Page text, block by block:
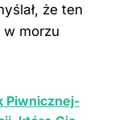
że ten
morzu
Piwnicznej-